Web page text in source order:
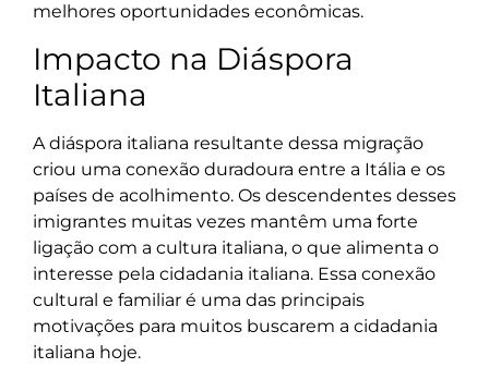
melhores oportunidades econômicas.
Impacto na Diáspora
Italiana
A diáspora italiana resultante dessa migração
criou uma conexão duradoura entre a Itália e os
países de acolhimento. Os descendentes desses
imigrantes muitas vezes mantêm uma forte
ligação com a cultura italiana, o que alimenta o
interesse pela cidadania italiana. Essa conexão
cultural e familiar é uma das principais
motivações para muitos buscarem a cidadania
italiana hoje.